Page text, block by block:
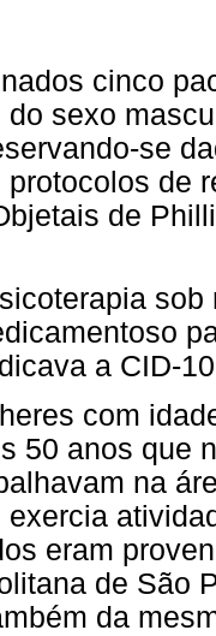
cinco
sexo
se
de
de
a CID-
com
50 anos que
na
exercia
eram
de São
da